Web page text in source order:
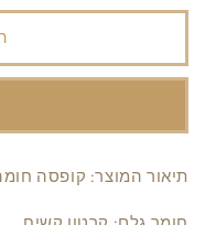
תיאור המוצר: קופסה